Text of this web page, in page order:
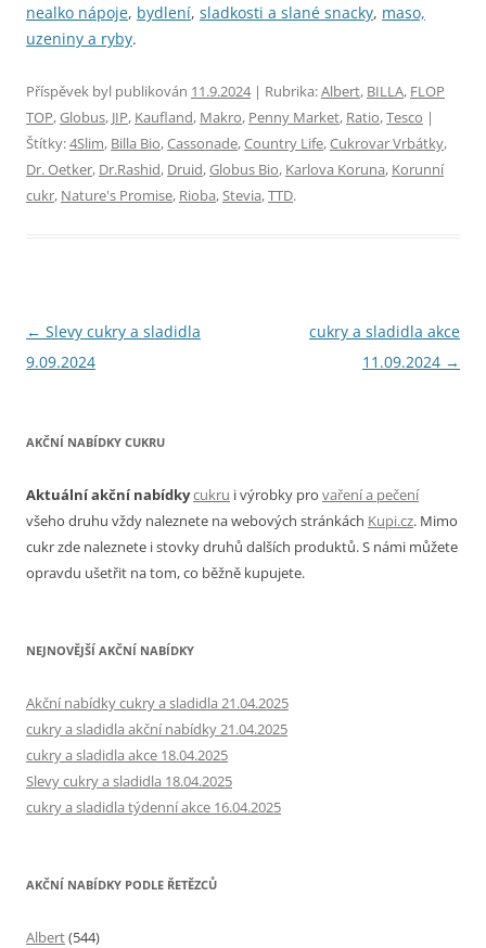
nealko nápoje, bydlení, sladkosti a slané snacky, maso,
uzeniny a ryby.
Příspěvek byl publikován 11.9.2024| Rubrika:Albert, BILLA, FLOP
TOP,Globus, JIP, Kaufland, Makro, Penny Market, Ratio,Tesco |
Štítky:4Slim, Billa Bio,Cassonade,Country Life,Cukrovar Vrbátky,
Dr. Oetker, Dr.Rashid, Druid,Globus Bio, Karlova Koruna, Korunní
cukr, Nature's Promise, Rioba,Stevia,TTD.
Navigace
pro
← Slevy cukry a sladidla
9.09.2024
cukry a sladidla akce
11.09.2024 →
AKČNÍ NABÍDKY CUKRU
Aktuální akční nabídkycukru i výrobky pro vaření a pečení
všeho druhu vždy naleznete na webových stránkách Kupi.cz. Mimo
cukr zde naleznete i stovky druhů dalších produktů. S námi můžete
opravdu ušetřit na tom, co běžně kupujete.
NEJNOVĚJŠÍ AKČNÍ NABÍDKY
Akční nabídky cukry a sladidla 21.04.2025
cukry a sladidla akční nabídky 21.04.2025
cukry a sladidla akce 18.04.2025
Slevy cukry a sladidla 18.04.2025
cukry a sladidla týdenní akce 16.04.2025
AKČNÍ NABÍDKY PODLE ŘETĚZCŮ
Albert(544)